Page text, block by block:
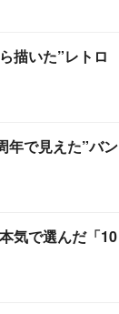
描いた”レトロ
年で見えた”バン
気で選んだ「10